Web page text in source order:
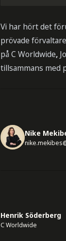
Vi har hört det
prövade
på C Worldwide,
tillsammans med
Nike
Henrik Söderberg
C Worldwide